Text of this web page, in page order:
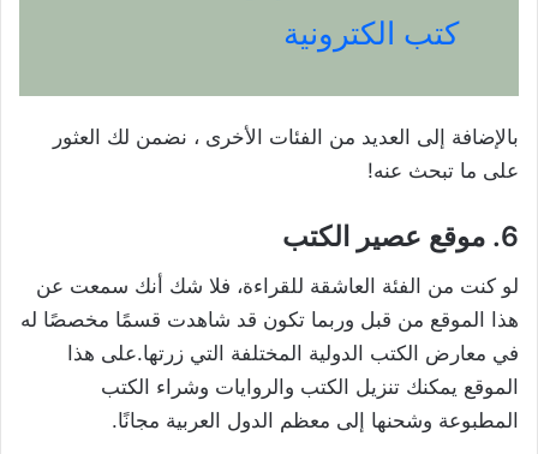
كتب الكترونية
بالإضافة إلى العديد من الفئات الأخرى ، نضمن لك العثور
على ما تبحث عنه!
6. موقع عصير الكتب
لو كنت من الفئة العاشقة للقراءة، فلا شك أنك سمعت عن
هذا الموقع من قبل وربما تكون قد شاهدت قسمًا مخصصًا له
في معارض الكتب الدولية المختلفة التي زرتها.على هذا
الموقع يمكنك تنزيل الكتب والروايات وشراء الكتب
المطبوعة وشحنها إلى معظم الدول العربية مجانًا.